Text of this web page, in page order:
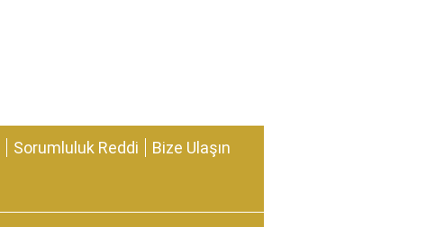
Sorumluluk Reddi Bize Ulaşın